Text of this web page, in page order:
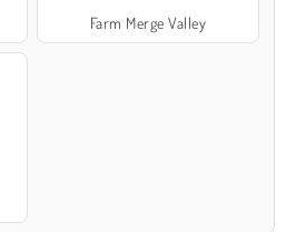
Farm Merge Valley